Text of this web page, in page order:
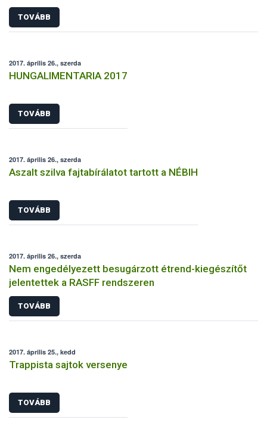
TOVÁBB
2017. április 26., szerda
HUNGALIMENTARIA 2017
TOVÁBB
2017. április 26., szerda
Aszalt szilva fajtabírálatot tartott a NÉBIH
TOVÁBB
2017. április 26., szerda
Nem engedélyezett besugárzott étrend-kiegészítőt
jelentettek a RASFF rendszeren
TOVÁBB
2017. április 25., kedd
Trappista sajtok versenye
TOVÁBB